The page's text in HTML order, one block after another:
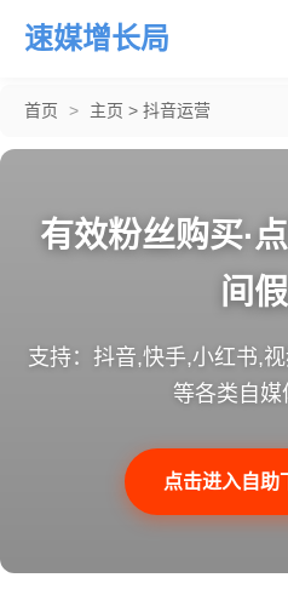
速媒增长局
首页 > 主页 > 抖音运营
有效粉丝购买·
间
支持：抖音,快手,小红书,
等各类自媒
点击进入自助